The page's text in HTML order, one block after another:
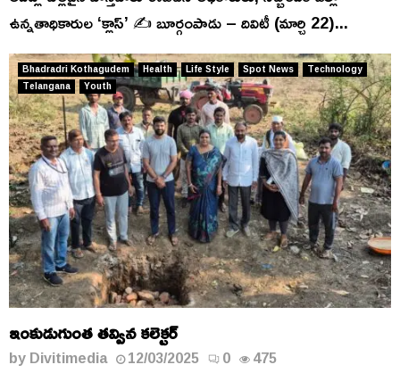
ఉన్నతాధికారుల ‘క్లాస్’ ✍️ బూర్గంపాడు – దివిటీ (మార్చి 22)...
Bhadradri Kothagudem Health Life Style Spot News
Technology
Telangana
Youth
ఇంకుడుగుంత తవ్విన కలెక్టర్
byDivitimedia 12/03/2025 0 475